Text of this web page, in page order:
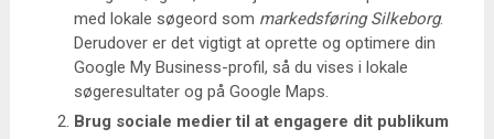
med lokale søgeord som markedsføring Silkeborg.
Derudover er det vigtigt at oprette og optimere din
Google My Business-profil, så du vises i lokale
søgeresultater og på Google Maps.
Brug sociale medier til at engagere dit publikum